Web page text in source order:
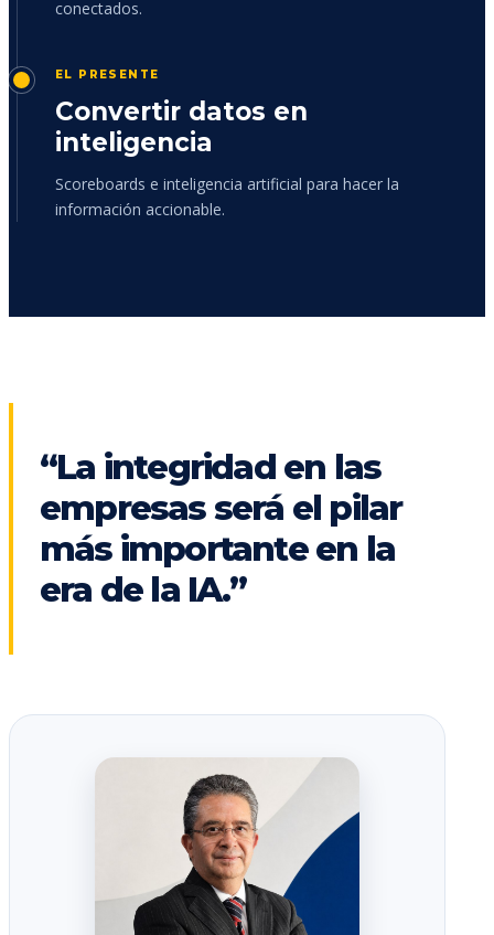
conectados.
EL PRESENTE
Convertir datos en
inteligencia
Scoreboards e inteligencia artificial para hacer la
información accionable.
“La integridad en las
empresas será el pilar
más importante en la
era de la IA.”